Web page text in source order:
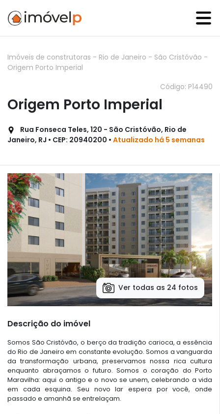
Imóveis de construtoras - Rio de Janeiro - São Cristóvão -
Origem Porto Imperial
Código: P14490
Origem Porto Imperial
Rua Fonseca Teles, 120 - São Cristóvão, Rio de
Janeiro, RJ • CEP: 20940200 • Atualizado há 5 semanas
Ver todas as 24 fotos
Descrição do imóvel
Somos São Cristóvão, o berço da tradição carioca, a essência
do Rio de Janeiro em constante evolução. Somos a vanguarda
da transformação urbana, preservamos nossa rica cultura
enquanto abraçamos o futuro. Somos o coração do Porto
Maravilha: aqui o antigo e o novo se unem, celebrando a vida
em cada esquina. Seu novo lar espera por você, onde
passado e amanhã se entrelaçam.